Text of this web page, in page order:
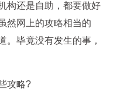
构还是自助，都要做好
然网上的攻略相当的
。毕竟没有发生的事，
攻略?